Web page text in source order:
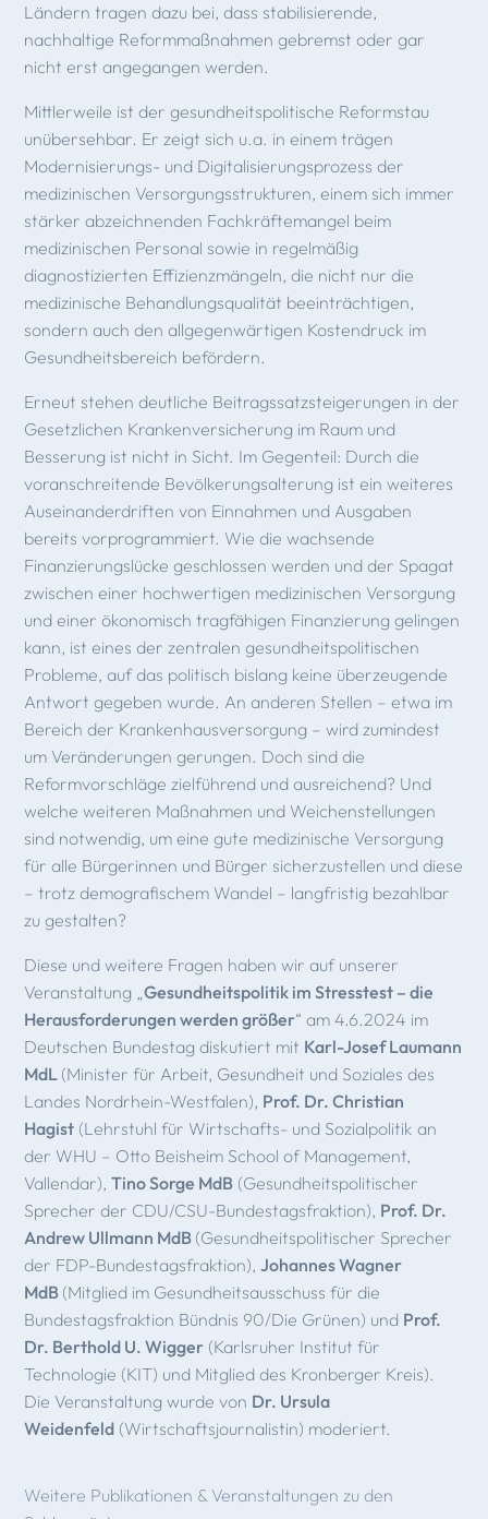
Ländern tragen dazu bei, dass stabilisierende,
nachhaltige Reformmaßnahmen gebremst oder gar
nicht erst angegangen werden.
Mittlerweile ist der gesundheitspolitische Reformstau
unübersehbar. Er zeigt sich u.a. in einem trägen
Modernisierungs- und Digitalisierungsprozess der
medizinischen Versorgungsstrukturen, einem sich immer
stärker abzeichnenden Fachkräftemangel beim
medizinischen Personal sowie in regelmäßig
diagnostizierten Effizienzmängeln, die nicht nur die
medizinische Behandlungsqualität beeinträchtigen,
sondern auch den allgegenwärtigen Kostendruck im
Gesundheitsbereich befördern.
Erneut stehen deutliche Beitragssatzsteigerungen in der
Gesetzlichen Krankenversicherung im Raum und
Besserung ist nicht in Sicht. Im Gegenteil: Durch die
voranschreitende Bevölkerungsalterung ist ein weiteres
Auseinanderdriften von Einnahmen und Ausgaben
bereits vorprogrammiert. Wie die wachsende
Finanzierungslücke geschlossen werden und der Spagat
zwischen einer hochwertigen medizinischen Versorgung
und einer ökonomisch tragfähigen Finanzierung gelingen
kann, ist eines der zentralen gesundheitspolitischen
Probleme, auf das politisch bislang keine überzeugende
Antwort gegeben wurde. An anderen Stellen – etwa im
Bereich der Krankenhausversorgung – wird zumindest
um Veränderungen gerungen. Doch sind die
Reformvorschläge zielführend und ausreichend? Und
welche weiteren Maßnahmen und Weichenstellungen
sind notwendig, um eine gute medizinische Versorgung
für alle Bürgerinnen und Bürger sicherzustellen und diese
– trotz demografischem Wandel – langfristig bezahlbar
zu gestalten?
Diese und weitere Fragen haben wir auf unserer
Veranstaltung „Gesundheitspolitik im Stresstest – die
Herausforderungen werden größer“ am 4.6.2024 im
Deutschen Bundestag diskutiert mit Karl-Josef Laumann
MdL (Minister für Arbeit, Gesundheit und Soziales des
Landes Nordrhein-Westfalen), Prof. Dr. Christian
Hagist (Lehrstuhl für Wirtschafts- und Sozialpolitik an
der WHU – Otto Beisheim School of Management,
Vallendar), Tino Sorge MdB (Gesundheitspolitischer
Sprecher der CDU/CSU-Bundestagsfraktion), Prof. Dr.
Andrew Ullmann MdB (Gesundheitspolitischer Sprecher
der FDP-Bundestagsfraktion), Johannes Wagner
MdB (Mitglied im Gesundheitsausschuss für die
Bundestagsfraktion Bündnis 90/Die Grünen) und Prof.
Dr. Berthold U. Wigger (Karlsruher Institut für
Technologie (KIT) und Mitglied des Kronberger Kreis).
Die Veranstaltung wurde von Dr. Ursula
Weidenfeld (Wirtschaftsjournalistin) moderiert.
Weitere Publikationen & Veranstaltungen zu den